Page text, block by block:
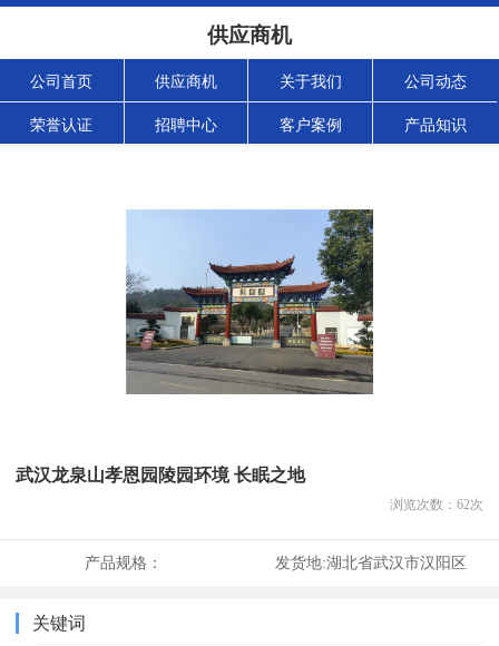
供应商机
公司首页 供应商机 关于我们 公司动态
荣誉认证 招聘中心 客户案例 产品知识
武汉龙泉山孝恩园陵园环境 长眠之地
浏览次数： 62次
产品规格： 发货地:湖北省武汉市汉阳区
关键词